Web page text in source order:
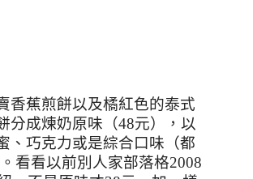
香蕉煎餅以及橘紅色的泰式
分成煉奶原味（48元），以
、巧克力或是綜合口味（都
看看以前別人家部落格2008